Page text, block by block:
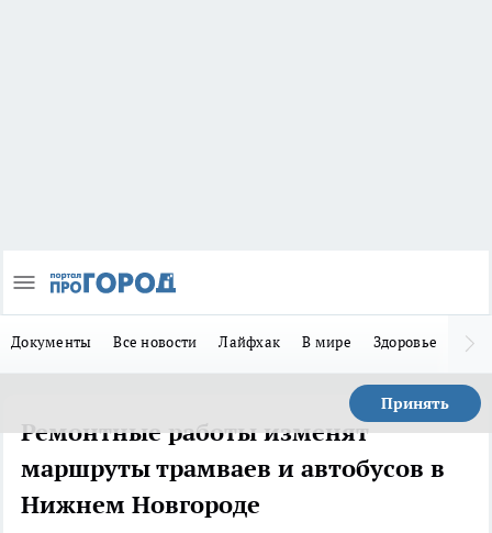
Документы Все новости Лайфхак В мире Здоровье
Принять
Ремонтные работы изменят
маршруты трамваев и автобусов в
Нижнем Новгороде